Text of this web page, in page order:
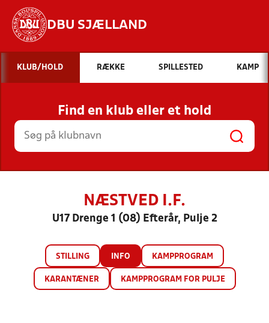
DBU SJÆLLAND
Hvad vil du søge efter?
INDHOLD OG NYHEDER
STILLINGER, RESULTATER, KLUBBER OG
HOLD
KLUB/HOLD RÆKKE SPILLESTED KAMP
Find en klub eller et hold
NÆSTVED I.F.
U17 Drenge 1 (08) Efterår, Pulje 2
STILLING INFO KAMPPROGRAM
KARANTÆNER KAMPPROGRAM FOR PULJE